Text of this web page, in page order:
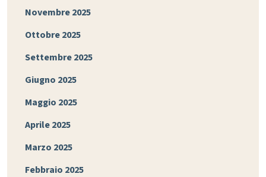
Novembre 2025
Ottobre 2025
Settembre 2025
Giugno 2025
Maggio 2025
Aprile 2025
Marzo 2025
Febbraio 2025